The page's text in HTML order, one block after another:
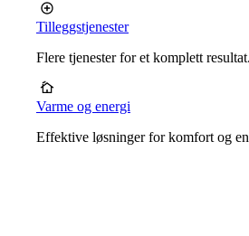
Tilleggstjenester
Flere tjenester for et komplett resultat.
Varme og energi
Effektive løsninger for komfort og